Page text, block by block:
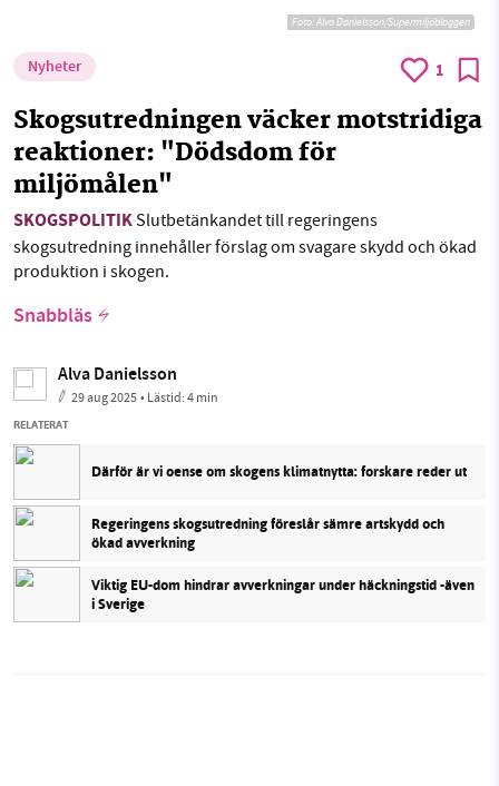
Foto: Alva Danielsson/Supermiljöbloggen
Nyheter 1
Skogsutredningen väcker motstridiga
reaktioner: "Dödsdom för
miljömålen"
SKOGSPOLITIKSlutbetänkandet till regeringens
skogsutredning innehåller förslag om svagare skydd och ökad
produktion i skogen.
Snabbläs
Alva Danielsson
29 aug 2025• Lästid:4 min
RELATERAT
Därför är vi oense om skogens klimatnytta: forskare reder ut
Regeringens skogsutredning föreslår sämre artskydd och
ökad avverkning
Viktig EU-dom hindrar avverkningar under häckningstid -även
i Sverige